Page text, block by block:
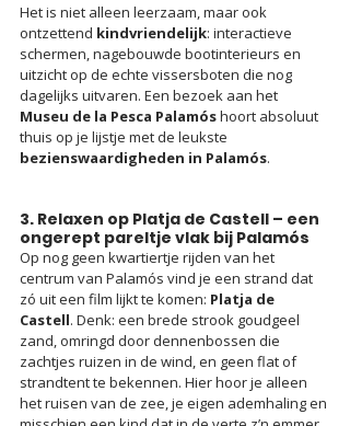
Het is niet alleen leerzaam, maar ook
ontzettend kindvriendelijk: interactieve
schermen, nagebouwde bootinterieurs en
uitzicht op de echte vissersboten die nog
dagelijks uitvaren. Een bezoek aan het
Museu de la Pesca Palamós hoort absoluut
thuis op je lijstje met de leukste
bezienswaardigheden in Palamós.
3. Relaxen op Platja de Castell – een
ongerept pareltje vlak bij Palamós
Op nog geen kwartiertje rijden van het
centrum van Palamós vind je een strand dat
zó uit een film lijkt te komen: Platja de
Castell. Denk: een brede strook goudgeel
zand, omringd door dennenbossen die
zachtjes ruizen in de wind, en geen flat of
strandtent te bekennen. Hier hoor je alleen
het ruisen van de zee, je eigen ademhaling en